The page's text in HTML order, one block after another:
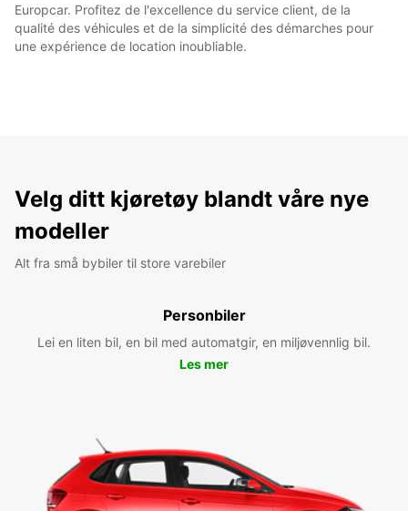
Europcar. Profitez de l'excellence du service client, de la
qualité des véhicules et de la simplicité des démarches pour
une expérience de location inoubliable.
Velg ditt kjøretøy blandt våre nye
modeller
Alt fra små bybiler til store varebiler
Personbiler
Lei en liten bil, en bil med automatgir, en miljøvennlig bil.
Les mer